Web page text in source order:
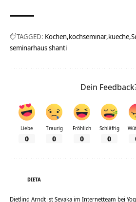
TAGGED: Kochen kochseminar kueche
seminarhaus shanti
Dein
Liebe
0
Traurig
0
Fröhlich
0
Schläfrig
0
DIETA
Dietlind Arndt ist Sevaka im Internetteam bei